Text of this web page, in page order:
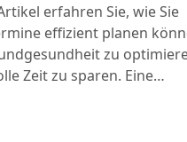
erfahren Sie, wie Sie
effizient planen
zu
Zeit zu sparen. Eine…